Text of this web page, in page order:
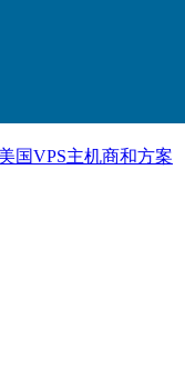
国VPS主机商和方案